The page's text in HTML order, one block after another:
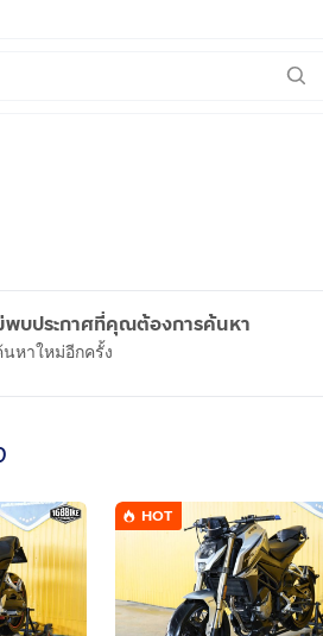
พบประกาศที่คุณต้องการค้นหา
หาใหม่อีกครั้ง
HOT